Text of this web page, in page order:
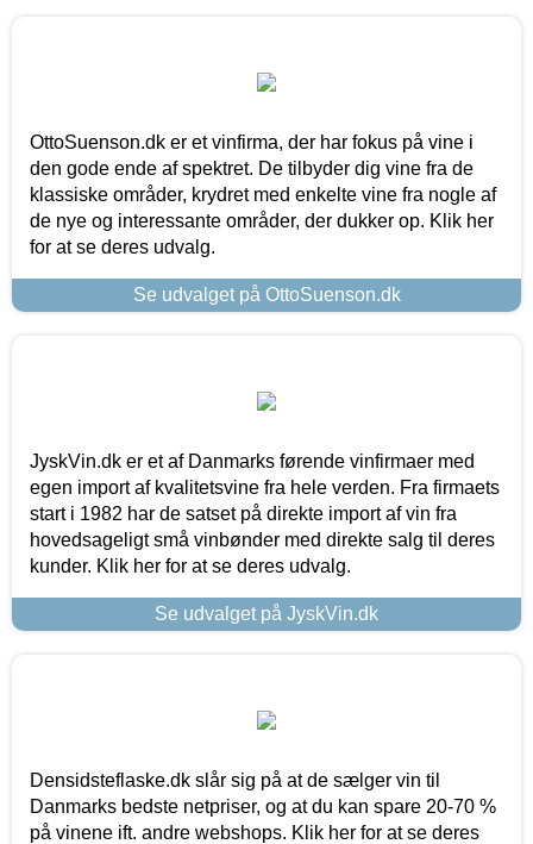
OttoSuenson.dk er et vinfirma, der har fokus på vine i
den gode ende af spektret. De tilbyder dig vine fra de
klassiske områder, krydret med enkelte vine fra nogle af
de nye og interessante områder, der dukker op. Klik her
for at se deres udvalg.
Se udvalget på OttoSuenson.dk
JyskVin.dk er et af Danmarks førende vinfirmaer med
egen import af kvalitetsvine fra hele verden. Fra firmaets
start i 1982 har de satset på direkte import af vin fra
hovedsageligt små vinbønder med direkte salg til deres
kunder. Klik her for at se deres udvalg.
Se udvalget på JyskVin.dk
Densidsteflaske.dk slår sig på at de sælger vin til
Danmarks bedste netpriser, og at du kan spare 20-70 %
på vinene ift. andre webshops. Klik her for at se deres